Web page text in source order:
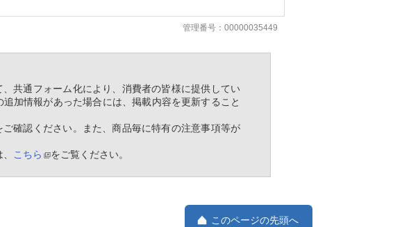
管理番号：00000035449
共通フォーム化により、消費者の皆様に提供してい
加情報があった場合には、掲載内容を更新すること
確認ください。また、商品毎に特有の注意事項等が
こちら をご覧ください。
このページの先頭へ